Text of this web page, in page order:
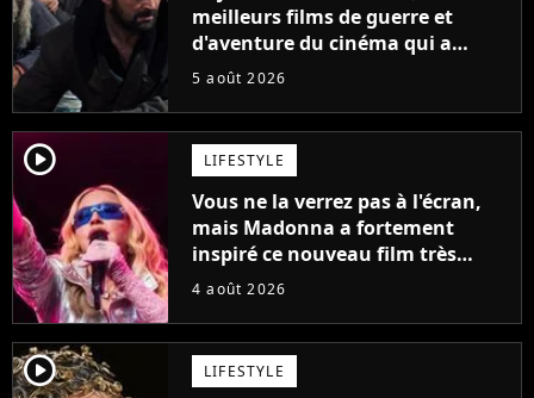
meilleurs films de guerre et
d'aventure du cinéma qui a
connu un succès retentissant à
5 août 2026
player2 LIFESTYLE
Vous ne la verrez pas à l'écran,
mais Madonna a fortement
inspiré ce nouveau film très
attendu
4 août 2026
player2 LIFESTYLE